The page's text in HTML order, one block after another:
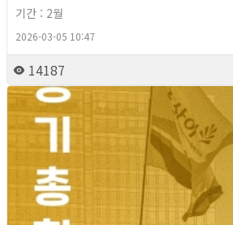
기간 : 2월
2026-03-05 10:47
14187